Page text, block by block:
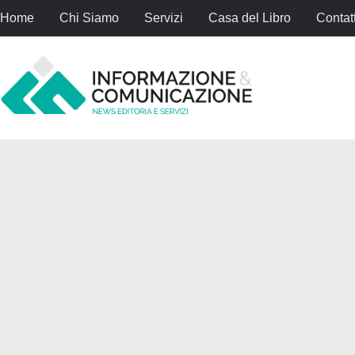
Home Chi Siamo Servizi Casa del Libro